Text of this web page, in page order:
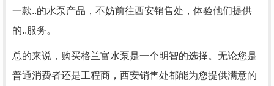
一款..的水泵产品，不妨前往西安销售处，体验他们提供
的..服务。
总的来说，购买格兰富水泵是一个明智的选择。无论您是
普通消费者还是工程商，西安销售处都能为您提供满意的